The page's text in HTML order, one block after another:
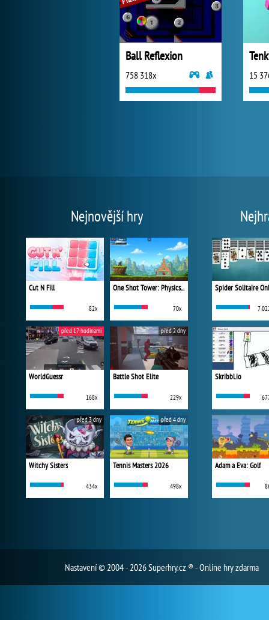
Ball Reflexion
758 318x 15
Nejnovější hry
Cut N Fill
82x
One Shot Tower: Physics Destroyer
70x
WorldGuessr
168x
před 17 hodinami
Battle Shot Elite
229x
před 2 dny
Witchy Sisters
434x
před 3 dny
Tennis Masters 2026
498x
před 4 dny
Spider Solitaire
7
Skribbl.io
Adam a Eva: Golf
Nastavení© 2004 - 2026 Superhry.cz ® - Online hry zdarma